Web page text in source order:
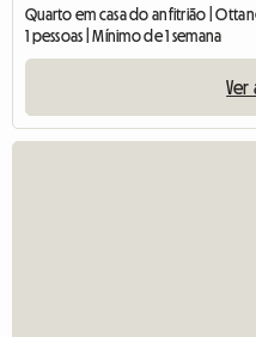
Quarto em casa do anfitrião |
1 pessoas | Mínimo de 1 semana
Ver